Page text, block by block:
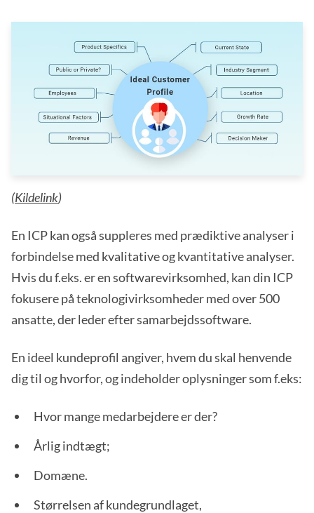
(Kildelink)
En ICP kan også suppleres med prædiktive analyser i
forbindelse med kvalitative og kvantitative analyser.
Hvis du f.eks. er en softwarevirksomhed, kan din ICP
fokusere på teknologivirksomheder med over 500
ansatte, der leder efter samarbejdssoftware.
En ideel kundeprofil angiver, hvem du skal henvende
dig til og hvorfor, og indeholder oplysninger som f.eks:
Hvor mange medarbejdere er der?
Årlig indtægt;
Domæne.
Størrelsen af kundegrundlaget,